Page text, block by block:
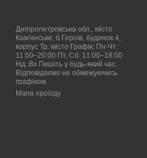
Дніпропетровська обл., місто
Кам'янське, б.Героїв, будинок 4,
корпус Тр. місто Графік: Пн-Чт:
11:00–20:00 Пт, Сб: 11:00–18:00
Нд: Вх Пишіть у будь-який час.
Відповідаємо не обмежуючись
графіком.
Мапа проїзду